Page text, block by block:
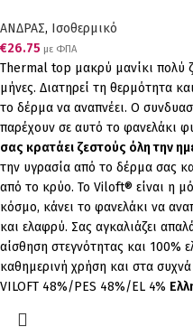
ΑΝΔΡΑΣ, Ισοθερμικό
€26.75 με ΦΠΑ
Thermal top μακρύ μανίκι πολύ
μήνες. Διατηρεί τη θερμότητα
το δέρμα να αναπνέει. Ο
παρέχουν σε αυτό το φανελάκι
σας κρατάει ζεστούς όλη την
την υγρασία από το δέρμα σας
από το κρύο. Το Viloft® είναι η
κόσμο, κάνει το φανελάκι να
και ελαφρύ. Σας αγκαλιάζει
αίσθηση στεγνότητας και 100%
καθημερινή χρήση και στα
VILOFT 48%/PES 48%/EL 4%